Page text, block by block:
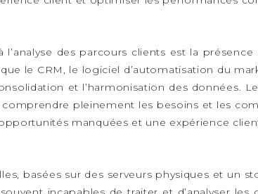
l’analyse des parcours clients est la
le CRM, le logiciel d’automatisation du
et l’harmonisation des données.
pleinement les besoins et les
manquées et une expérience
basées sur des serveurs physiques et